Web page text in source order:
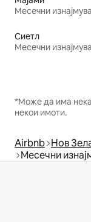
Месечни
Сиетл
Месечни
*Може да има
некои имоти.
Airbnb Нов
Месечни